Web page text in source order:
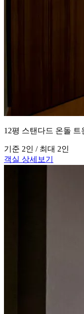
12평 스탠다드 온돌 트
기준 2인 / 최대 2인
객실 상세보기